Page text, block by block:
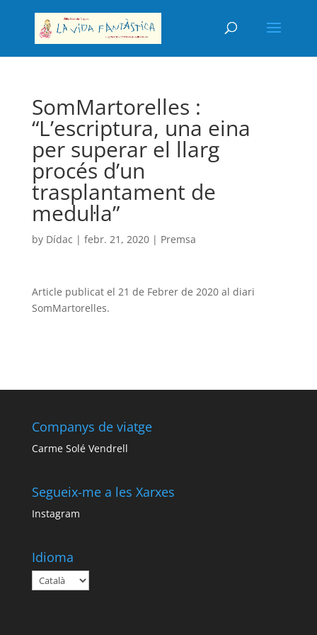
SomMartorelles :
“L’escriptura, una eina
per superar el llarg
procés d’un
trasplantament de
medul·la”
by Dídac | febr. 21, 2020| Premsa
Article publicat el 21 de Febrer de 2020 al diari
SomMartorelles.
Companys de viatge
Carme Solé Vendrell
Segueix-me a les Xarxes
Instagram
Idioma